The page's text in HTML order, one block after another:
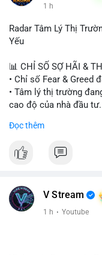
1 h
Radar Tâm Lý Thị
Yếu
📊 CHỈ SỐ SỢ HÃI &
• Chỉ số Fear & Greed
• Tâm lý thị trường
cao độ của nhà đầu tư.
📈 XU HƯỚNG TÌM
CASHCAT, CRO.
• Google Trends Việt
Ngoại hạng Anh, Tin
Đọc thêm
V Stream
1 h · Youtube